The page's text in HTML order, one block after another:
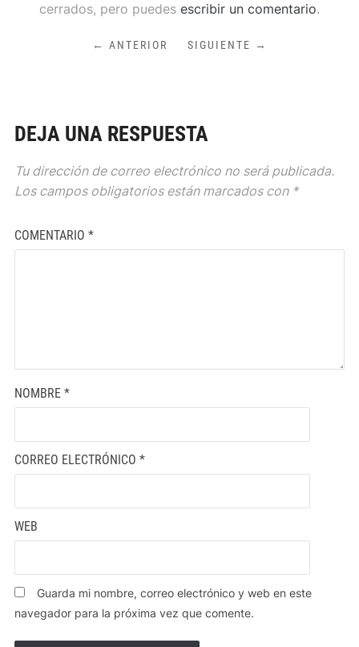
cerrados, pero puedes escribir un comentario.
← ANTERIOR SIGUIENTE →
DEJA UNA RESPUESTA
Tu dirección de correo electrónico no será publicada.
Los campos obligatorios están marcados con *
COMENTARIO *
NOMBRE *
CORREO ELECTRÓNICO *
WEB
Guarda mi nombre, correo electrónico y web en este
navegador para la próxima vez que comente.